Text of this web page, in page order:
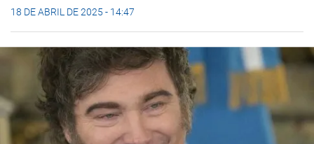
18 DE ABRIL DE 2025 - 14:47